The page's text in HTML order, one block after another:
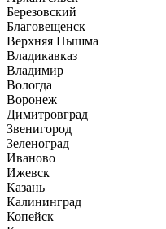
Березовский
Благовещенск
Верхняя Пышма
Владикавказ
Владимир
Вологда
Воронеж
Димитровград
Звенигород
Зеленоград
Иваново
Ижевск
Казань
Калининград
Копейск